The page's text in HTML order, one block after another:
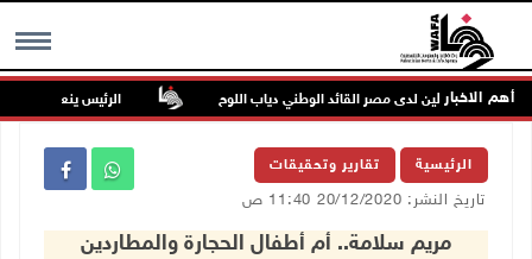
MENU أهم الاخبار
فلسطين لدى مصر القائد الوطني دياب اللوح الرئيس ينعى سفير
الرئيسية تقارير وتحقيقات
تاريخ النشر: 20/12/2020 11:40 ص
مريم سلامة.. أم أطفال الحجارة والمطاردين